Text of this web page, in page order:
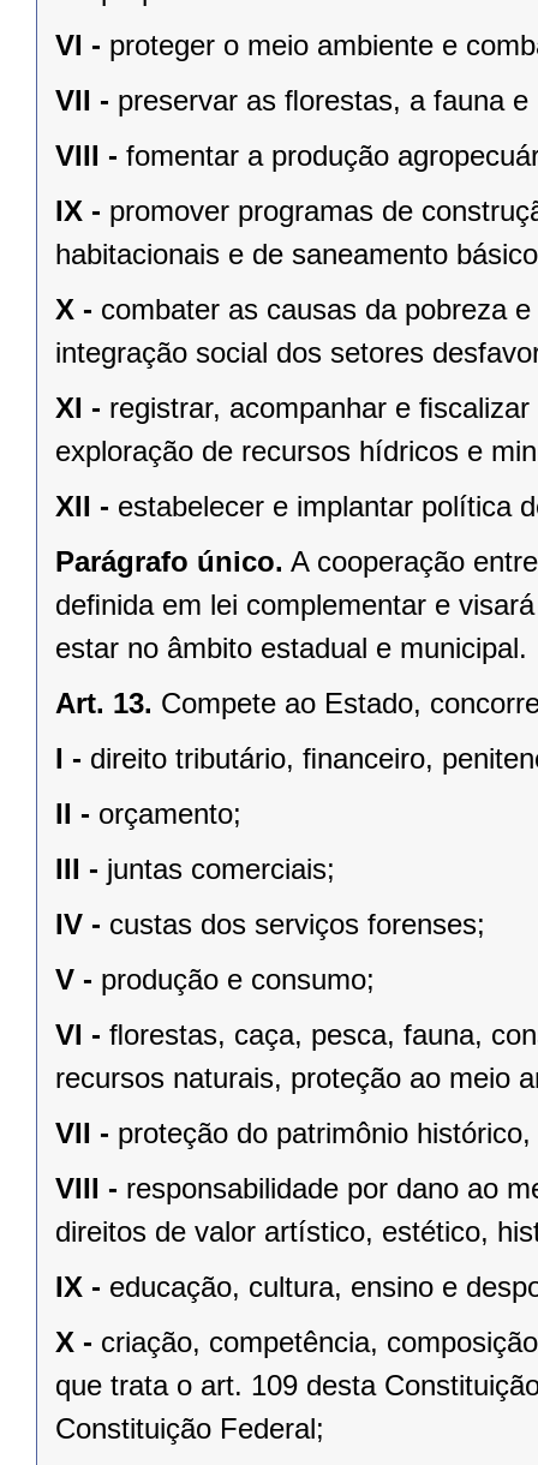
VI - proteger o meio ambiente e
VII - preservar as ﬂorestas, a fauna e
VIII - fomentar a produção
IX - promover programas de
habitacionais e de saneamento
X - combater as causas da pobreza
integração social dos setores
XI - registrar, acompanhar e
exploração de recursos hídricos e
XII - estabelecer e implantar política
Parágrafo único. A cooperação
deﬁnida em lei complementar e
estar no âmbito estadual e municipal.
Art. 13. Compete ao Estado,
I - direito tributário, ﬁnanceiro,
II - orçamento;
III - juntas comerciais;
IV - custas dos serviços forenses;
V - produção e consumo;
VI - ﬂorestas, caça, pesca, fauna,
recursos naturais, proteção ao meio
VII - proteção do patrimônio
VIII - responsabilidade por dano ao
direitos de valor artístico, estético,
IX - educação, cultura, ensino e
X - criação, competência,
que trata o art. 109 desta
Constituição Federal;